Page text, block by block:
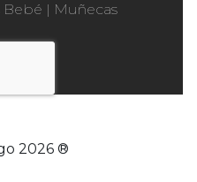
Bebé | Muñecas
2026 ®